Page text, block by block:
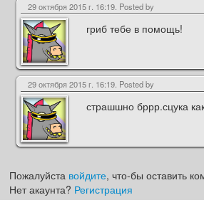
29 октября 2015 г. 16:19. Posted by
гриб тебе в помощь!
29 октября 2015 г. 16:19. Posted by
страшшно бррр.сцука
Пожалуйста войдите, что-бы оставить
Нет акаунта? Регистрация